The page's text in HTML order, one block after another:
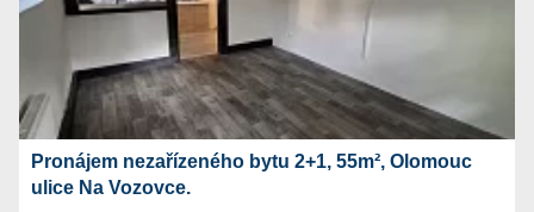
Pronájem nezařízeného bytu 2+1, 55m², Olomouc
ulice Na Vozovce.